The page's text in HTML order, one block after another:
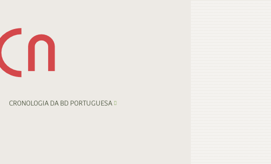
CRONOLOGIA DA BD PORTUGUESA